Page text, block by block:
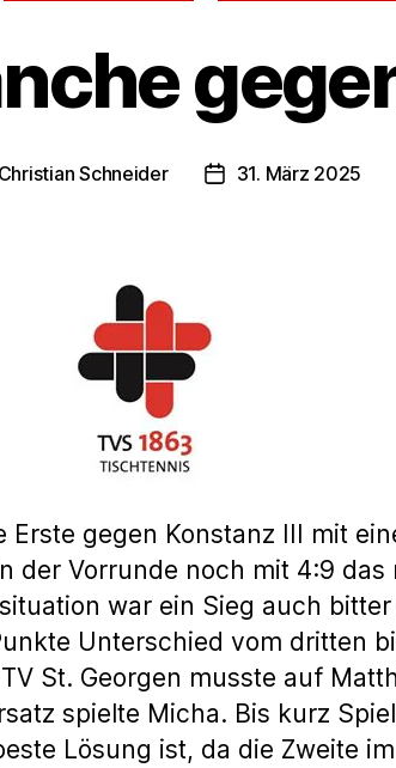
Christian Schneider 31. März 2025
gegen Konstanz III mit
der Vorrunde noch mit 4:9 das
war ein Sieg auch
Unterschied vom dritten
St. Georgen musste auf
spielte Micha. Bis kurz
Lösung ist, da die Zweite